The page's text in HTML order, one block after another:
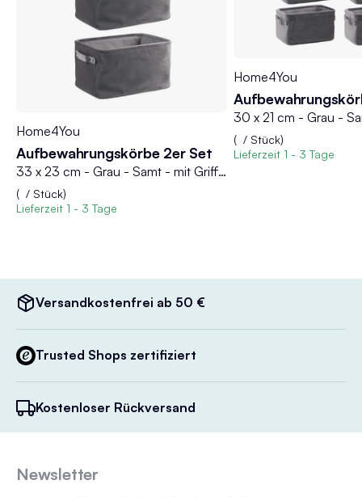
Home4You
Aufbewahrungskörbe 2er Set
33 x 23 cm - Grau - Samt - mit Griffen - 2er Set
( / Stück)
Lieferzeit 1 - 3 Tage
Home4You
( / Stück)
Lieferzeit 1 - 3 Tage
Versandkostenfrei ab 50 €
Trusted Shops zertifiziert
Kostenloser Rückversand
Newsletter